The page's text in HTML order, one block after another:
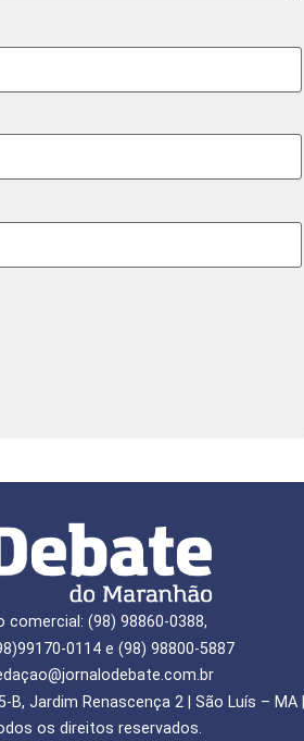
comercial: (98) 98860-0388,
0114 e (98) 98800-5887
B, Jardim Renascença 2 | São Luís – MA
os direitos reservados.